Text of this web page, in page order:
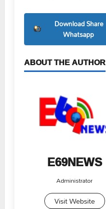
Download Share
Whatsapp
ABOUT THE AUTHOR
E69NEWS
Administrator
Visit Website